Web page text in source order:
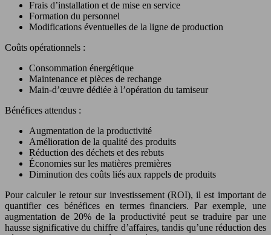
Frais d’installation et de mise en service
Formation du personnel
Modifications éventuelles de la ligne de production
Coûts opérationnels :
Consommation énergétique
Maintenance et pièces de rechange
Main-d’œuvre dédiée à l’opération du tamiseur
Bénéfices attendus :
Augmentation de la productivité
Amélioration de la qualité des produits
Réduction des déchets et des rebuts
Économies sur les matières premières
Diminution des coûts liés aux rappels de produits
Pour calculer le retour sur investissement (ROI), il est important de
quantifier ces bénéfices en termes financiers. Par exemple, une
augmentation de 20% de la productivité peut se traduire par une
hausse significative du chiffre d’affaires, tandis qu’une réduction des